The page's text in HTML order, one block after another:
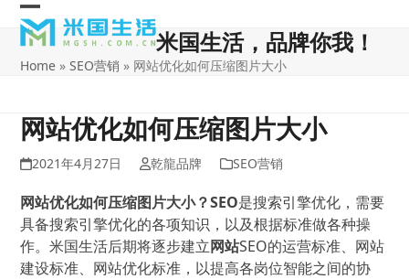
Skip
content
Open
mobile
Close
mobile
米国生活，品牌你我！
Home »SEO营销 » 网站优化如何压缩图片大小
网站优化如何压缩图片大小
2021年4月27日 乾龍品牌 SEO营销
网站优化如何压缩图片大小？SEO是搜索引擎优化，需要
具备搜索引擎优化的各项知识，以及根据标准做各种操
作。米国生活后期将逐步建立网站SEO的运营标准、网站
建设标准、网站优化标准，以提高各岗位智能之间的协